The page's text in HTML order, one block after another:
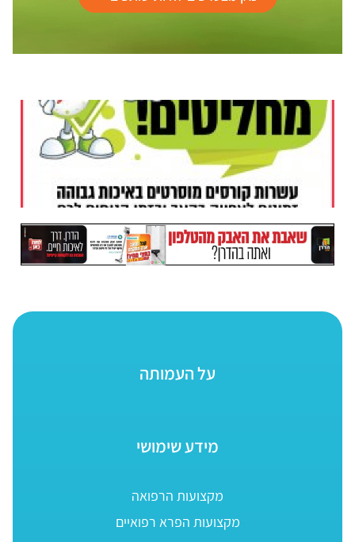
על העמותה
מידע שימושי
מקצועות הרפואה
מקצועות הפרא רפואיים